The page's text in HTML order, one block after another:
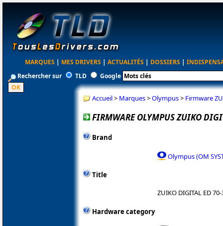
MARQUES | MES DRIVERS | ACTUALITÉS | DOSSIERS |
Rechercher sur
TLD Google
Accueil> Marques>Olympus> Firmware
FIRMWARE OLYMPUS ZUIKO
Brand
Olympus (OM
Title
ZUIKO DIGITAL ED
Hardware category